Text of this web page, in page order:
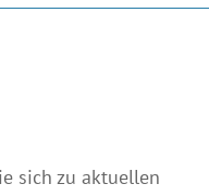
sich zu aktuellen